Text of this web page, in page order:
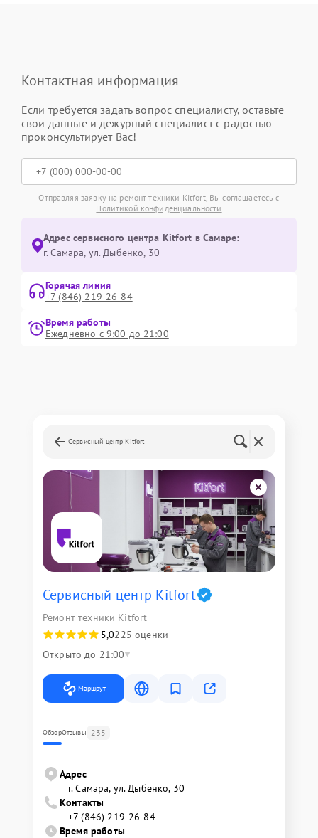
Контактная информация
Если требуется задать вопрос специалисту, оставьте
свои данные и дежурный специалист с радостью
проконсультирует Вас!
Отправляя заявку на ремонт техники Kitfort, Вы соглашаетесь с
Политикой конфиденциальности
Адрес сервисного центра Kitfort в Самаре:
г. Самара, ул. Дыбенко, 30
Горячая линия
+7 (846) 219-26-84
Время работы
Ежедневно с 9:00 до 21:00
Сервисный центр Kitfort
Сервисный центр Kitfort
Ремонт техники Kitfort
5,0225 оценки
Открыто до 21:00
Маршрут
ОбзорОтзывы 235
Адрес
г. Самара, ул. Дыбенко, 30
Контакты
+7 (846) 219-26-84
Время работы